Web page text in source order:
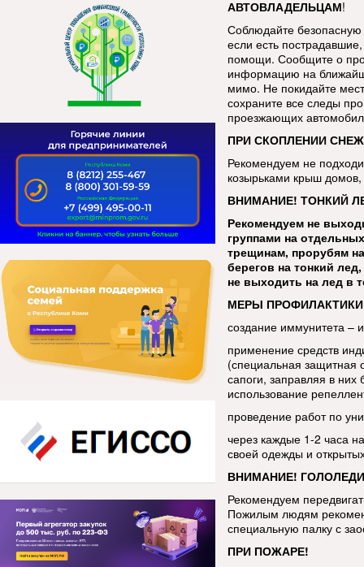
АВТОВЛАДЕЛЬЦАМ!
Соблюдайте
если есть
помощи. Сообщите о
информацию на
мимо. Не покидайте
сохраните все следы
проезжающих
ПРИ СКОПЛЕНИИ
Рекомендуем не
козырьками крыш домов,
ВНИМАНИЕ! ТОНКИЙ
Рекомендуем не
группами на
трещинам, прорубям
берегов на тонкий
не выходить на лед в
МЕРЫ
создание иммунитета –
применение средств
(специальная защитная
сапоги, заправляя в
использование
проведение работ по
через каждые 1-2 часа
своей одежды и
ВНИМАНИЕ!
Рекомендуем
Пожилым людям
специальную палку с
ПРИ ПОЖАРЕ!